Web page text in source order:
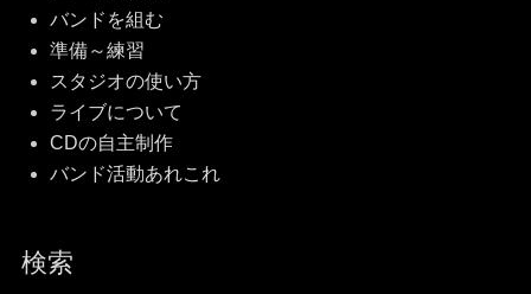
バンドを組む
準備～練習
スタジオの使い方
ライブについて
CDの自主制作
バンド活動あれこれ
検索